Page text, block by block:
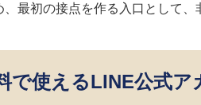
、最初の接点を作る入口として
で使えるLINE公式ア